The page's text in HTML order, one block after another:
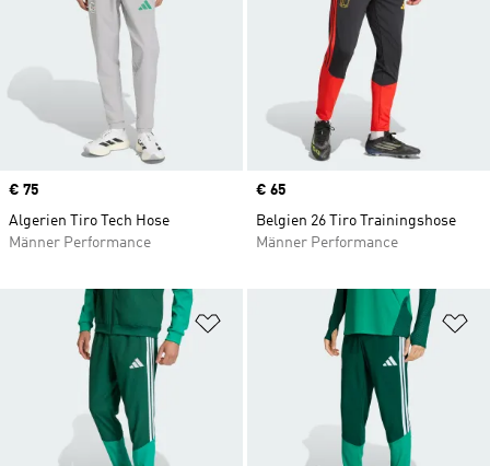
Price
€ 75
Algerien Tiro Tech Hose
Männer Performance
Price
€ 65
Belgien 26 Tiro Trainingshose
Männer Performance
Zur Wunschliste hinzufügen